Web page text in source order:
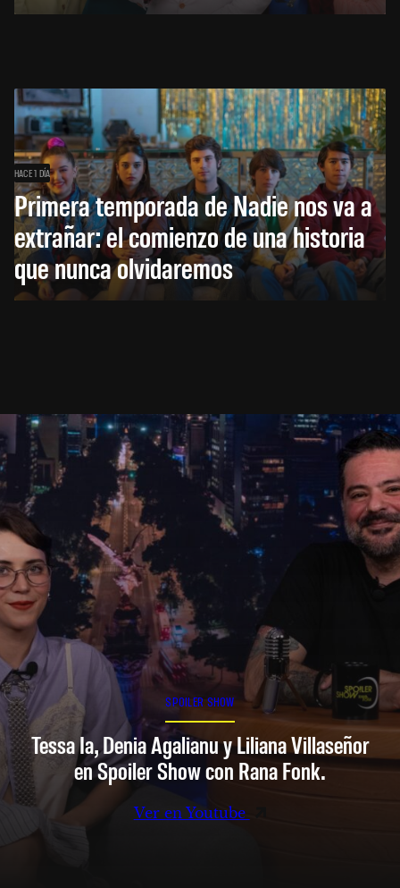
HACE 1 DÍA
Primera temporada de Nadie nos va a
extrañar: el comienzo de una historia
que nunca olvidaremos
SPOILER SHOW
Tessa Ia, Denia Agalianu y Liliana Villaseñor
en Spoiler Show con Rana Fonk.
Ver en Youtube